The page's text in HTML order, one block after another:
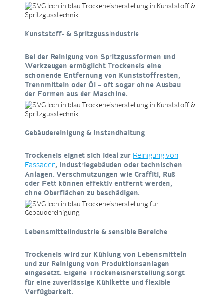
Kunststoff- & Spritzgussindustrie
Bei der Reinigung von Spritzgussformen und
Werkzeugen ermöglicht Trockeneis eine
schonende Entfernung von Kunststoffresten,
Trennmitteln oder Öl – oft sogar ohne Ausbau
der Formen aus der Maschine.
Gebäudereinigung & Instandhaltung
Trockeneis eignet sich ideal zur Reinigung von
Fassaden, Industriegebäuden oder technischen
Anlagen. Verschmutzungen wie Graffiti, Ruß
oder Fett können effektiv entfernt werden,
ohne Oberflächen zu beschädigen.
Lebensmittelindustrie & sensible Bereiche
Trockeneis wird zur Kühlung von Lebensmitteln
und zur Reinigung von Produktionsanlagen
eingesetzt. Eigene Trockeneisherstellung sorgt
für eine zuverlässige Kühlkette und flexible
Verfügbarkeit.